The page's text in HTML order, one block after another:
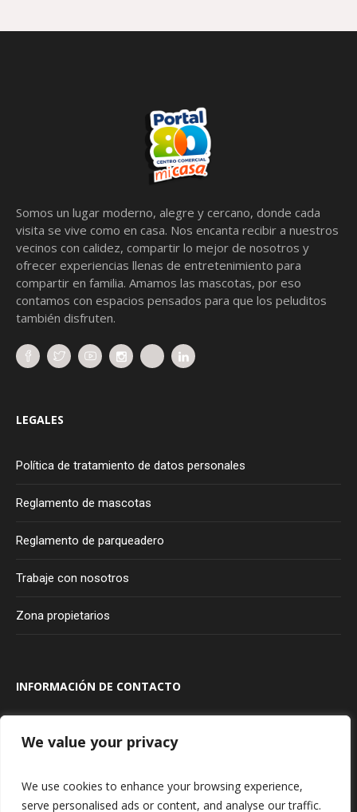
We value your privacy
We use cookies to enhance your browsing experience,
serve personalised ads or content, and analyse our traffic.
Somos un lugar moderno, alegre y cercano, donde cada
visita se vive como en casa. Nos encanta recibir a nuestros
vecinos con calidez, compartir lo mejor de nosotros y
ofrecer experiencias llenas de entretenimiento para
compartir en familia. Amamos las mascotas, por eso
contamos con espacios pensados para que los peluditos
también disfruten.
LEGALES
Política de tratamiento de datos personales
Reglamento de mascotas
Reglamento de parqueadero
Trabaje con nosotros
Zona propietarios
INFORMACIÓN DE CONTACTO
Transversal 100A #80A - 20